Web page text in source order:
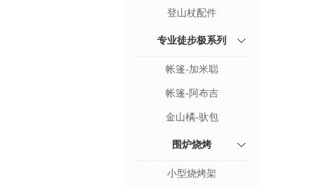
登山杖配件
专业徒步极系列
帐篷-加米聪
帐篷-阿布吉
金山橘-驮包
围炉烧烤
小型烧烤架